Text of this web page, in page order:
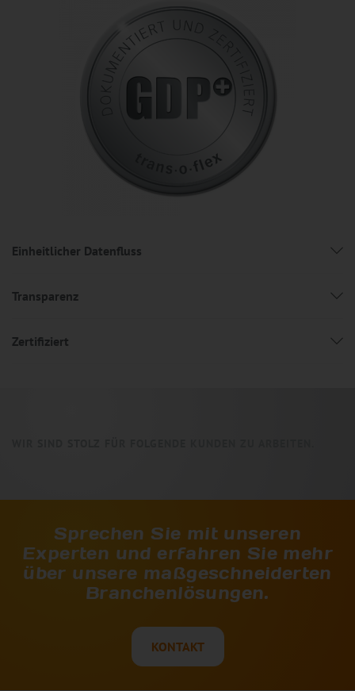
Einheitlicher Datenfluss
Transparenz
Zertifiziert
Sprechen Sie mit unseren
Experten und erfahren Sie mehr
über unsere maßgeschneiderten
Branchenlösungen.
KONTAKT